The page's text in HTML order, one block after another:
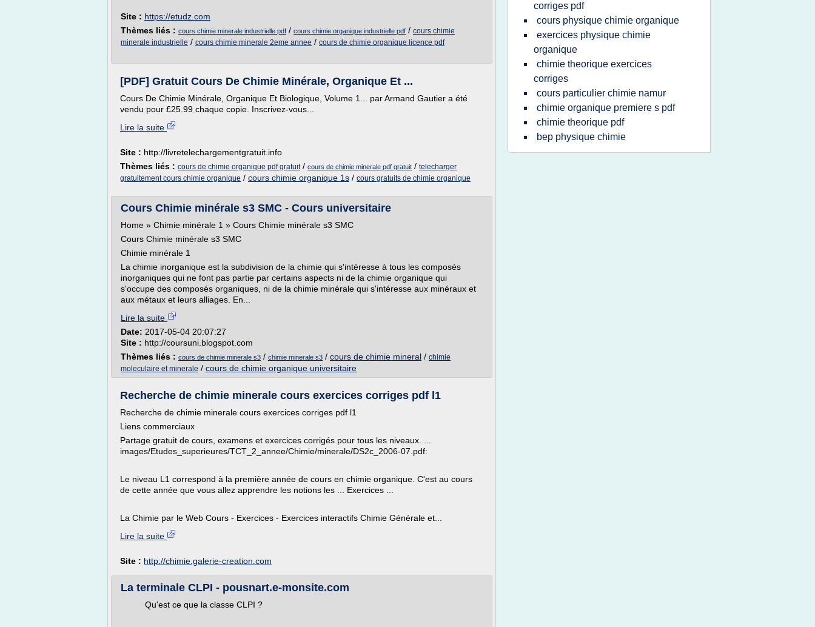
Site : https://etudz.com
Thèmes liés : cours chimie minerale industrielle pdf / cours chimie organique industrielle pdf / cours chimie
minerale industrielle / cours chimie minerale 2eme annee / cours de chimie organique licence pdf
[PDF] Gratuit Cours De Chimie Minérale, Organique Et ...
Cours De Chimie Minérale, Organique Et Biologique, Volume 1... par Armand Gautier a été
vendu pour £25.99 chaque copie. Inscrivez-vous...
Lire la suite
Site : http://livretelechargementgratuit.info
Thèmes liés : cours de chimie organique pdf gratuit/ cours de chimie minerale pdf gratuit / telecharger
gratuitement cours chimie organique / cours chimie organique 1s / cours gratuits de chimie organique
Cours Chimie minérale s3 SMC - Cours universitaire
Home » Chimie minérale 1 » Cours Chimie minérale s3 SMC
Cours Chimie minérale s3 SMC
Chimie minérale 1
La chimie inorganique est la subdivision de la chimie qui s'intéresse à tous les composés
inorganiques qui ne font pas partie par certains aspects ni de la chimie organique qui
s'occupe des composés organiques, ni de la chimie minérale qui s'intéresse aux minéraux et
aux métaux et leurs alliages. En...
Lire la suite
Date: 2017-05-04 20:07:27
Site : http://coursuni.blogspot.com
Thèmes liés : cours de chimie minerale s3 / chimie minerale s3 / cours de chimie mineral / chimie
moleculaire et minerale / cours de chimie organique universitaire
Recherche de chimie minerale cours exercices corriges pdf l1
Recherche de chimie minerale cours exercices corriges pdf l1
Liens commerciaux
Partage gratuit de cours, examens et exercices corrigés pour tous les niveaux. ...
images/Etudes_superieures/TCT_2_annee/Chimie/minerale/DS2c_2006-07.pdf:
Le niveau L1 correspond à la première année de cours en chimie organique. C'est au cours
de cette année que vous allez apprendre les notions les ... Exercices ...
La Chimie par le Web Cours - Exercices - Exercices interactifs Chimie Générale et...
Lire la suite
Site : http://chimie.galerie-creation.com
La terminale CLPI - pousnart.e-monsite.com
Qu'est ce que la classe CLPI ?
corriges pdf
cours physique chimie organique
exercices physique chimie
organique
chimie theorique exercices
corriges
cours particulier chimie namur
chimie organique premiere s pdf
chimie theorique pdf
bep physique chimie